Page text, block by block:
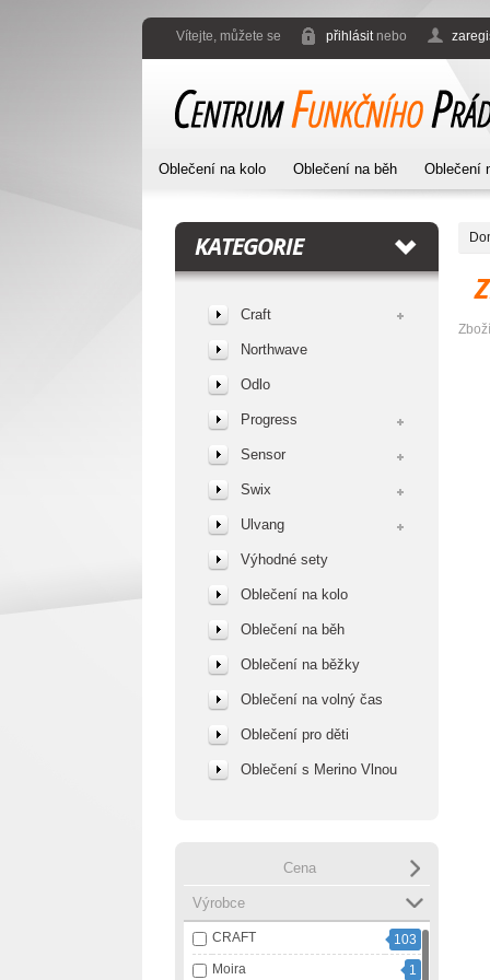
Vítejte, můžete se přihlásitnebo
Oblečení na kolo Oblečení na běh Oblečení
KATEGORIE
Craft
Northwave
Odlo
Progress
Sensor
Swix
Ulvang
Výhodné sety
Oblečení na kolo
Oblečení na běh
Oblečení na běžky
Oblečení na volný čas
Oblečení pro děti
Oblečení s Merino Vlnou
Cena
Výrobce
CRAFT
103
Moira
1